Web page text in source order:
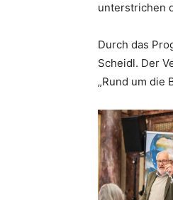
unterstrichen
Durch das
Scheidl. Der
„Rund um die